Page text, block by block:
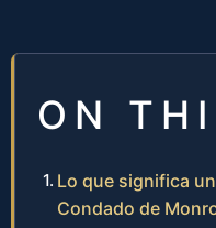
ON
Lo que significa
Condado de